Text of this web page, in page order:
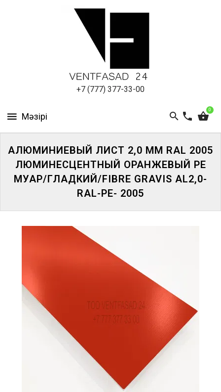
+7 (777) 377-33-00
0
ПАНЕЛИ
АЛЮМИНИЕВЫЙ ЛИСТ 2,0 ММ RAL 2005
ЛЮМИНЕСЦЕНТНЫЙ ОРАНЖЕВЫЙ PE
МУАР/ГЛАДКИЙ/FIBRE GRAVIS AL2,0-
RAL-PE- 2005